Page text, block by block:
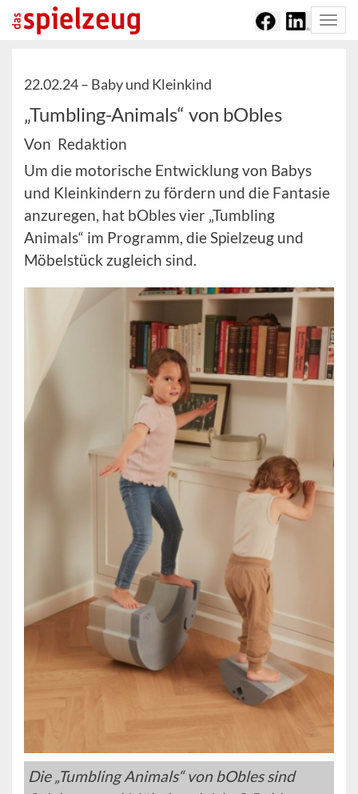
22.02.24 – Baby und Kleinkind
„Tumbling-Animals“ von bObles
Von Redaktion
Um die motorische Entwicklung von Babys
und Kleinkindern zu fördern und die Fantasie
anzuregen, hat bObles vier „Tumbling
Animals“ im Programm, die Spielzeug und
Möbelstück zugleich sind.
Die „Tumbling Animals“ von bObles sind